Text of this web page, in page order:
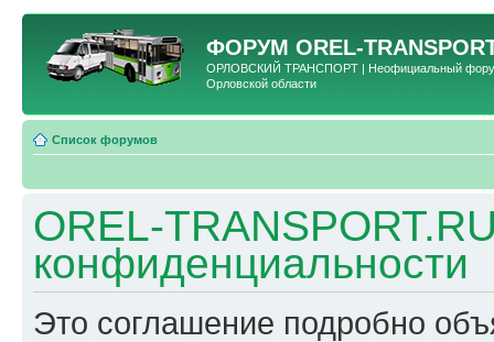
ФОРУМ OREL-
ОРЛОВСКИЙ ТРАНСПОРТ | Неофициальный форум
Орловской области
Список форумов
OREL-
конфиденциальности
Это соглашение подробно